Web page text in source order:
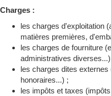
Charges :
les charges d'exploitation
matières premières,
les charges de fourniture
administratives
les charges dites
honoraires...) ;
les impôts et taxes